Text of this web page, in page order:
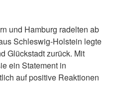
und Hamburg radelten ab
Schleswig-Holstein legte
Glückstadt zurück. Mit
ein Statement in
auf positive Reaktionen